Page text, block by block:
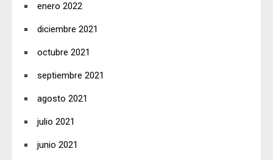
enero 2022
diciembre 2021
octubre 2021
septiembre 2021
agosto 2021
julio 2021
junio 2021